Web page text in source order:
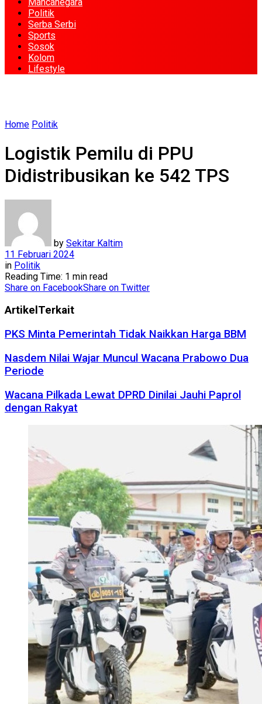
Politik
Serba Serbi
Sports
Sosok
Kolom
Lifestyle
Home Politik
Logistik Pemilu di PPU
Didistribusikan ke 542 TPS
by Sekitar Kaltim
11 Februari 2024
in Politik
Reading Time: 1 min read
Share on FacebookShare on Twitter
Artikel Terkait
PKS Minta Pemerintah Tidak Naikkan Harga BBM
Nasdem Nilai Wajar Muncul Wacana Prabowo Dua
Periode
Wacana Pilkada Lewat DPRD Dinilai Jauhi Paprol
dengan Rakyat